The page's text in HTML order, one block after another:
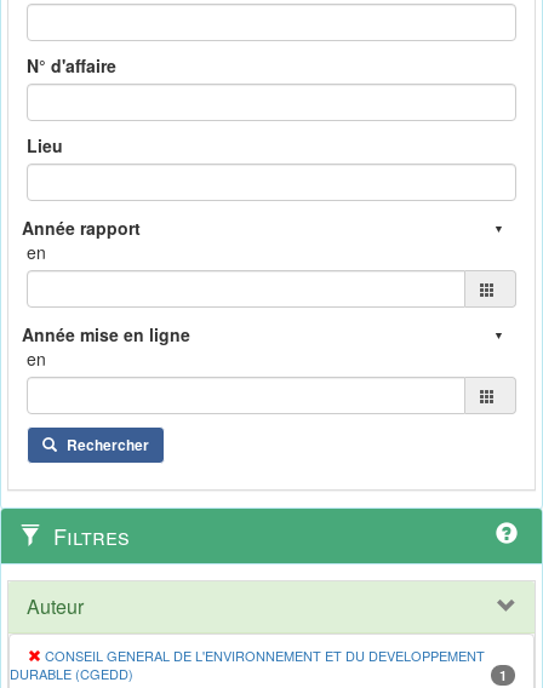
N° d'affaire
Lieu
en
en
Rechercher
Filtres
Auteur
CONSEIL GENERAL DE L'ENVIRONNEMENT ET DU DEVELOPPEMENT
DURABLE (CGEDD)
1